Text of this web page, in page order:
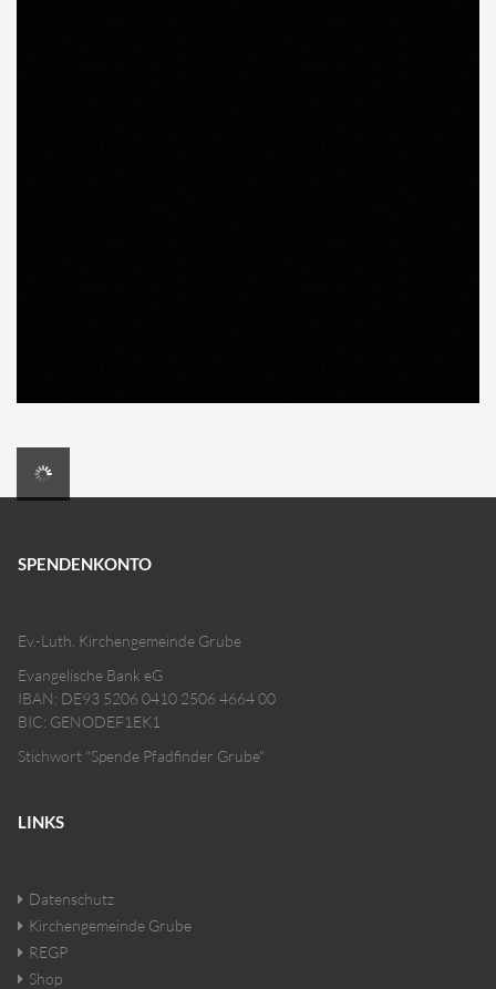
SPENDENKONTO
Ev.-Luth. Kirchengemeinde Grube
Evangelische Bank eG
IBAN: DE93 5206 0410 2506 4664 00
BIC: GENODEF1EK1
Stichwort "Spende Pfadfinder Grube"
LINKS
Datenschutz
Kirchengemeinde Grube
REGP
Shop